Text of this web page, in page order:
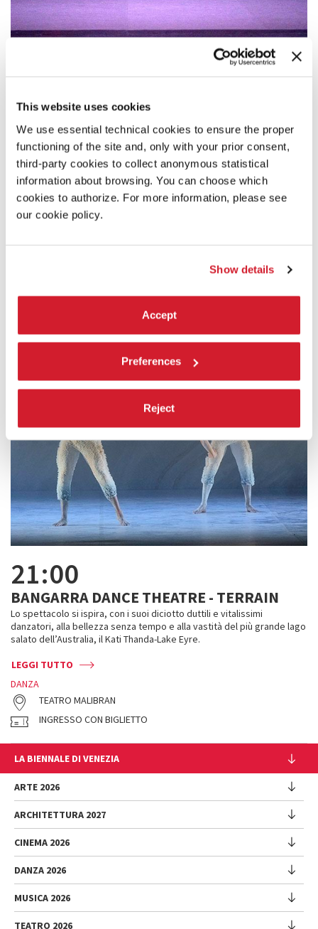
This website uses cookies
We use essential technical cookies to ensure the proper
functioning of the site and, only with your prior consent,
third-party cookies to collect anonymous statistical
information about browsing. You can choose which
cookies to authorize. For more information, please see
our cookie policy.
Show details
Accept
Preferences
Reject
Lo spettacolo fonde testo, movimento e affascinanti illusioni
natura si dissolvono.
LEGGI TUTTO
DANZA
TEATRO PICCOLO ARSENALE
INGRESSO CON BIGLIETTO
21:00
BANGARRA DANCE THEATRE - TERRAIN
Lo spettacolo si ispira, con i suoi diciotto duttili e vitalissimi
danzatori, alla bellezza senza tempo e alla vastità del più grande lago
salato dell’Australia, il Kati Thanda-Lake Eyre.
LEGGI TUTTO
DANZA
TEATRO MALIBRAN
INGRESSO CON BIGLIETTO
LA BIENNALE DI VENEZIA
L'Istituzione
Cariche istituzionali
Storia
Luoghi
Sponsorship
Sostenibilità ambientale
ARTE 2026
Esposizione
Intervento di Pietrangelo Buttafuoco
Intervento di Koyo Kouoh / La squadra di Koyo Kouoh
Partecipazioni Nazionali
ARCHITETTURA 2027
Mostra
Partecipazioni Nazionali (procedura)
Eventi Collaterali (procedura)
CINEMA 2026
Mostra
Venice Immersive
DANZA 2026
Festival
MUSICA 2026
TEATRO 2026